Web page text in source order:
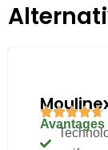
Avantages